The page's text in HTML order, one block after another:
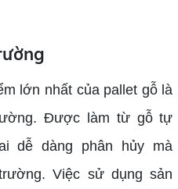
lớn nhất của pallet gỗ là
Được làm từ gỗ tự
dễ dàng phân hủy mà
Việc sử dụng sản